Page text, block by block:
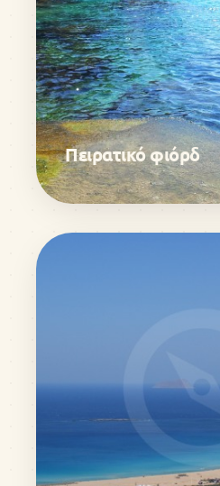
Πειρατικό φιόρδ